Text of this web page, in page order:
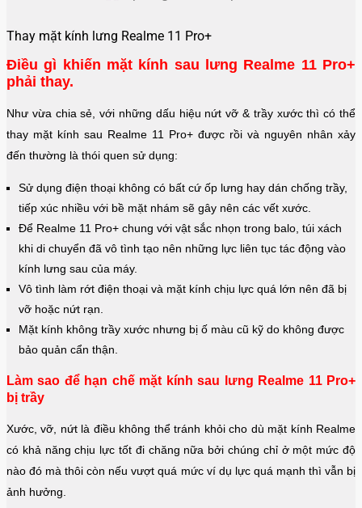
Thay mặt kính lưng Realme 11 Pro+
Điều gì khiến mặt kính sau lưng Realme 11 Pro+
phải thay.
Như vừa chia sẻ, với những dấu hiệu nứt vỡ & trầy xước thì có thể
thay mặt kính sau Realme 11 Pro+ được rồi và nguyên nhân xảy
đến thường là thói quen sử dụng:
Sử dụng điện thoại không có bất cứ ốp lưng hay dán chống trầy,
tiếp xúc nhiều với bề mặt nhám sẽ gây nên các vết xước.
Để Realme 11 Pro+ chung với vật sắc nhọn trong balo, túi xách
khi di chuyển đã vô tình tạo nên những lực liên tục tác động vào
kính lưng sau của máy.
Vô tình làm rớt điện thoại và mặt kính chịu lực quá lớn nên đã bị
vỡ hoặc nứt rạn.
Mặt kính không trầy xước nhưng bị ố màu cũ kỹ do không được
bảo quản cẩn thận.
Làm sao để hạn chế mặt kính sau lưng Realme 11 Pro+
bị trầy
Xước, vỡ, nứt là điều không thể tránh khỏi cho dù mặt kính Realme
có khả năng chịu lực tốt đi chăng nữa bởi chúng chỉ ở một mức độ
nào đó mà thôi còn nếu vượt quá mức ví dụ lực quá mạnh thì vẫn bị
ảnh hưởng.